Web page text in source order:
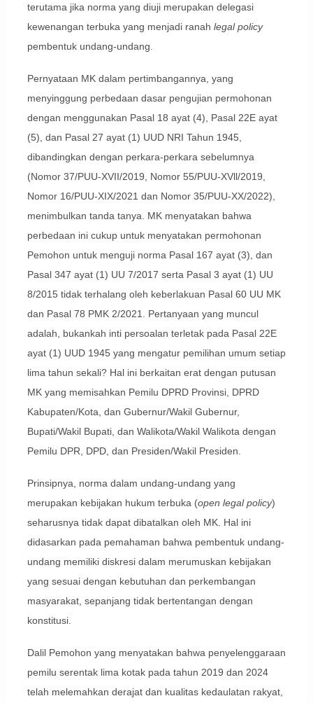
terutama jika norma yang diuji merupakan delegasi
kewenangan terbuka yang menjadi ranah legal policy
pembentuk undang-undang.
Pernyataan MK dalam pertimbangannya, yang
menyinggung perbedaan dasar pengujian permohonan
dengan menggunakan Pasal 18 ayat (4), Pasal 22E ayat
(5), dan Pasal 27 ayat (1) UUD NRI Tahun 1945,
dibandingkan dengan perkara-perkara sebelumnya
(Nomor 37/PUU-XVII/2019, Nomor 55/PUU-XVll/2019,
Nomor 16/PUU-XIX/2021 dan Nomor 35/PUU-XX/2022),
menimbulkan tanda tanya. MK menyatakan bahwa
perbedaan ini cukup untuk menyatakan permohonan
Pemohon untuk menguji norma Pasal 167 ayat (3), dan
Pasal 347 ayat (1) UU 7/2017 serta Pasal 3 ayat (1) UU
8/2015 tidak terhalang oleh keberlakuan Pasal 60 UU MK
dan Pasal 78 PMK 2/2021. Pertanyaan yang muncul
adalah, bukankah inti persoalan terletak pada Pasal 22E
ayat (1) UUD 1945 yang mengatur pemilihan umum setiap
lima tahun sekali? Hal ini berkaitan erat dengan putusan
MK yang memisahkan Pemilu DPRD Provinsi, DPRD
Kabupaten/Kota, dan Gubernur/Wakil Gubernur,
Bupati/Wakil Bupati, dan Walikota/Wakil Walikota dengan
Pemilu DPR, DPD, dan Presiden/Wakil Presiden.
Prinsipnya, norma dalam undang-undang yang
merupakan kebijakan hukum terbuka (open legal policy)
seharusnya tidak dapat dibatalkan oleh MK. Hal ini
didasarkan pada pemahaman bahwa pembentuk undang-
undang memiliki diskresi dalam merumuskan kebijakan
yang sesuai dengan kebutuhan dan perkembangan
masyarakat, sepanjang tidak bertentangan dengan
konstitusi.
Dalil Pemohon yang menyatakan bahwa penyelenggaraan
pemilu serentak lima kotak pada tahun 2019 dan 2024
telah melemahkan derajat dan kualitas kedaulatan rakyat,